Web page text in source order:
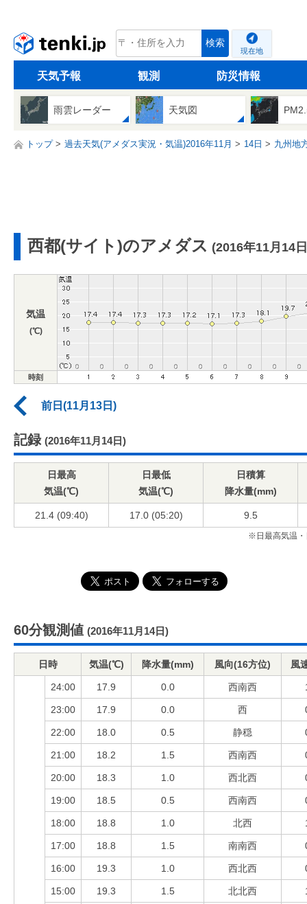
tenki.jp 検索
現在地
天気予報 観測 防災情報
雨雲レーダー 天気図
トップ 過去天気(アメダス実況・気温)2016年11月 14日 九州地
西都(サイト)のアメダス (2016年11月14
気温
(℃)
時刻
前日(11月13日)
記録 (2016年11月14日)
日最高
気温(℃)
日最低
気温(℃)
日積算
降水量(mm)
21.4 (09:40) 17.0 (05:20) 9.5
※日最高気温・
60分観測値 (2016年11月14日)
日時 気温(℃) 降水量(mm) 風向(16方位) 風
24:00 17.9 0.0 西南西
23:00 17.9 0.0 西
22:00 18.0 0.5 静穏
21:00 18.2 1.5 西南西
20:00 18.3 1.0 西北西
19:00 18.5 0.5 西南西
18:00 18.8 1.0 北西
17:00 18.8 1.5 南南西
16:00 19.3 1.0 西北西
15:00 19.3 1.5 北北西